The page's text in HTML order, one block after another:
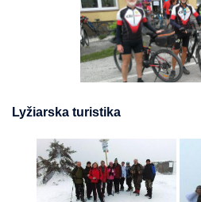
Lyžiarska turistika